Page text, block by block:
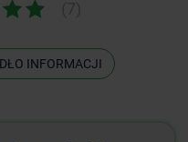
INFORMACJI